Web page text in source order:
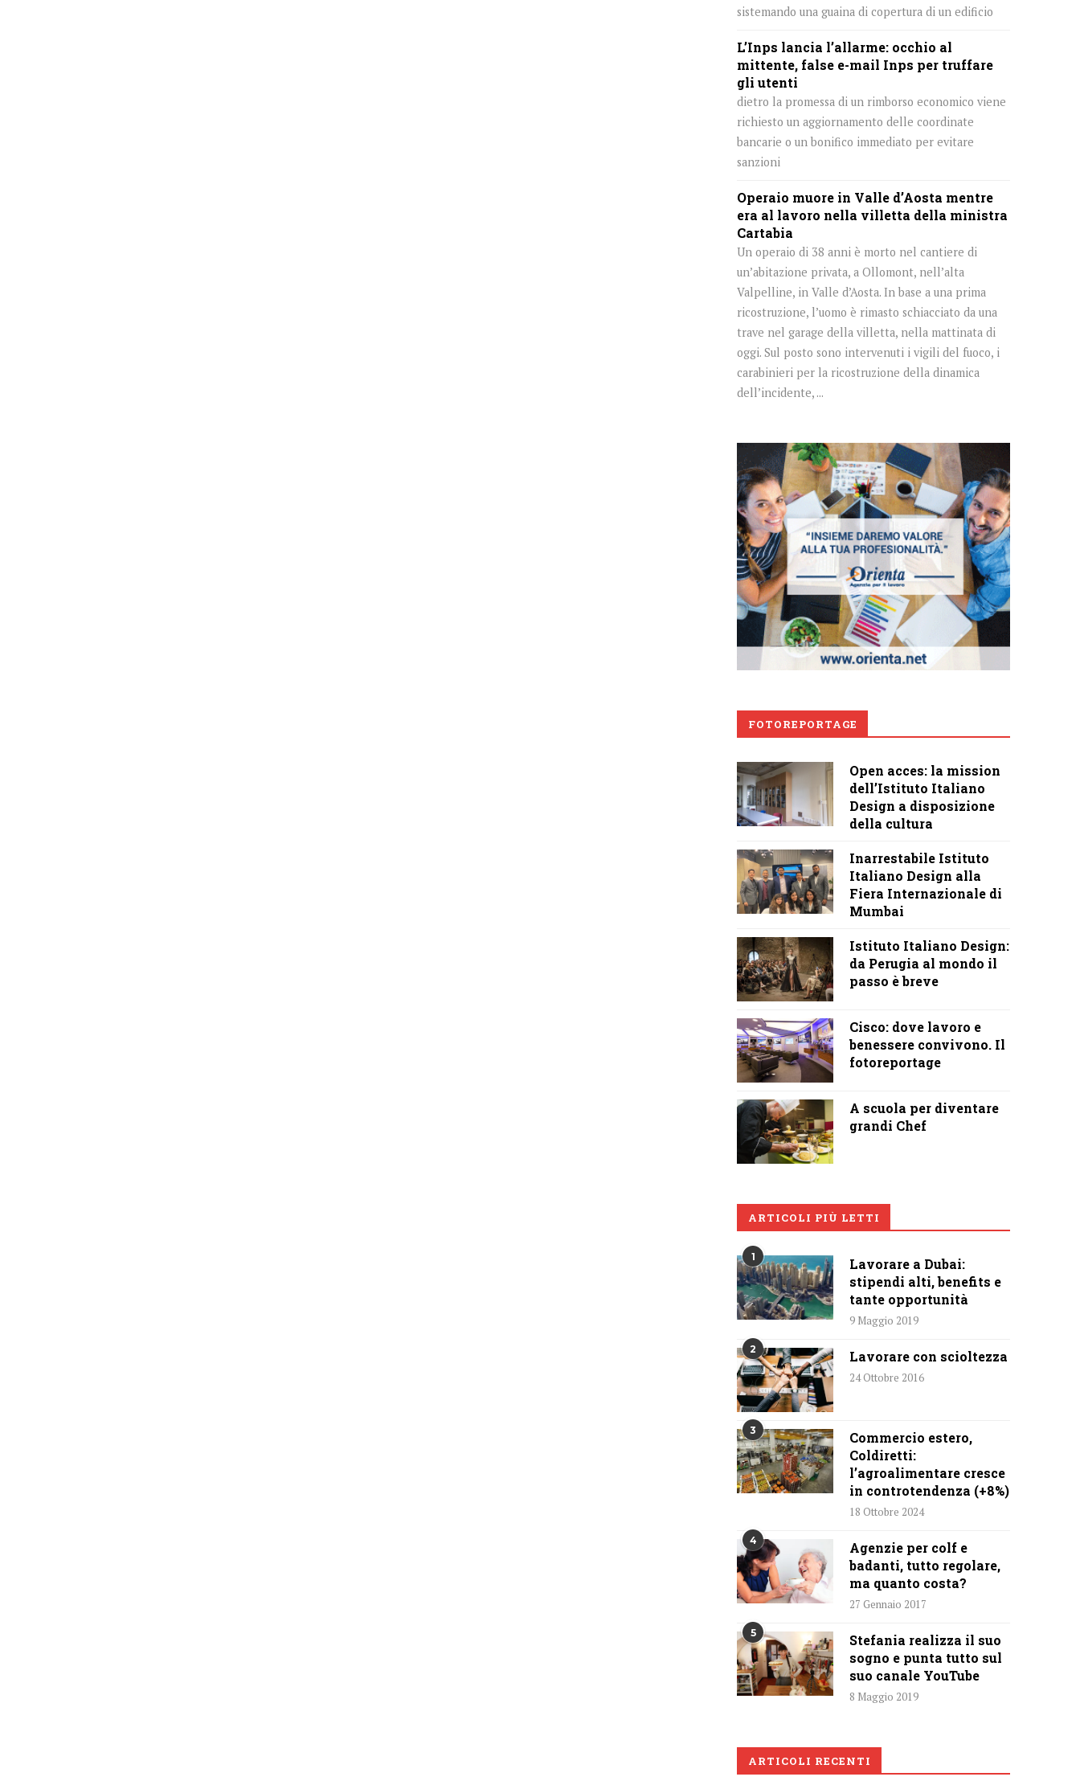
sistemando una guaina di copertura di un edificio
L’Inps lancia l’allarme: occhio al
mittente, false e-mail Inps per truffare
gli utenti
dietro la promessa di un rimborso economico viene
richiesto un aggiornamento delle coordinate
bancarie o un bonifico immediato per evitare
sanzioni
Operaio muore in Valle d’Aosta mentre
era al lavoro nella villetta della ministra
Cartabia
Un operaio di 38 anni è morto nel cantiere di
un’abitazione privata, a Ollomont, nell’alta
Valpelline, in Valle d’Aosta. In base a una prima
ricostruzione, l’uomo è rimasto schiacciato da una
trave nel garage della villetta, nella mattinata di
oggi. Sul posto sono intervenuti i vigili del fuoco, i
carabinieri per la ricostruzione della dinamica
dell’incidente, ...
FOTOREPORTAGE
Open acces: la mission
dell’Istituto Italiano
Design a disposizione
della cultura
Inarrestabile Istituto
Italiano Design alla
Fiera Internazionale di
Mumbai
Istituto Italiano Design:
da Perugia al mondo il
passo è breve
Cisco: dove lavoro e
benessere convivono. Il
fotoreportage
A scuola per diventare
grandi Chef
ARTICOLI PIÙ LETTI
1
Lavorare a Dubai:
stipendi alti, benefits e
tante opportunità
9 Maggio 2019
2 Lavorare con scioltezza
24 Ottobre 2016
3
Commercio estero,
Coldiretti:
l’agroalimentare cresce
in controtendenza (+8%)
18 Ottobre 2024
4
Agenzie per colf e
badanti, tutto regolare,
ma quanto costa?
27 Gennaio 2017
5
Stefania realizza il suo
sogno e punta tutto sul
suo canale YouTube
8 Maggio 2019
ARTICOLI RECENTI